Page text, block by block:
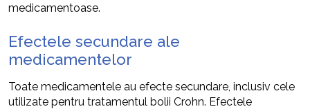
medicamentoase.
Efectele secundare ale
medicamentelor
Toate medicamentele au efecte secundare, inclusiv cele
utilizate pentru tratamentul bolii Crohn. Efectele